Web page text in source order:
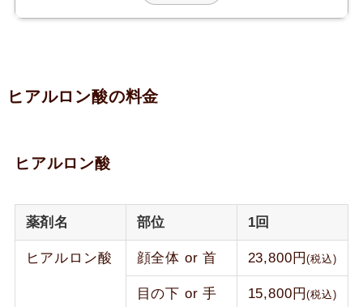
ヒアルロン酸の料金
ヒアルロン酸
薬剤名​ 部位​ 1回
ヒアルロン酸 顔全体 or 首 23,800円(税込)
目の下 or 手
15,800円(税込)